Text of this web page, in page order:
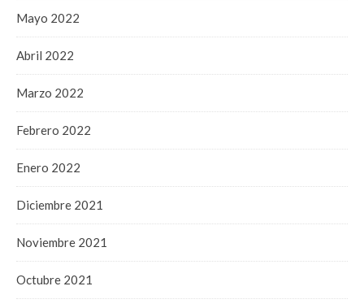
Mayo 2022
Abril 2022
Marzo 2022
Febrero 2022
Enero 2022
Diciembre 2021
Noviembre 2021
Octubre 2021